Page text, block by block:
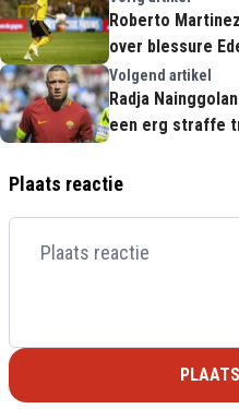
Roberto
over blessure
Volgend artikel
Radja
een erg straffe
Plaats reactie